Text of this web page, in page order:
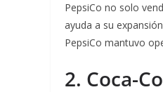
PepsiCo no solo
ayuda a su
PepsiCo mantuvo
2. Coca-